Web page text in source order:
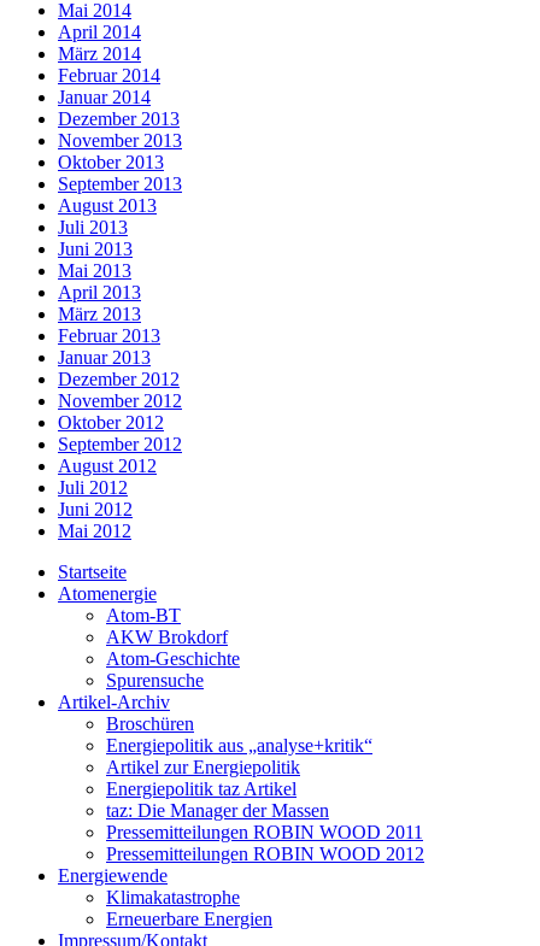
Mai 2014
April 2014
März 2014
Februar 2014
Januar 2014
Dezember 2013
November 2013
Oktober 2013
September 2013
August 2013
Juli 2013
Juni 2013
Mai 2013
April 2013
März 2013
Februar 2013
Januar 2013
Dezember 2012
November 2012
Oktober 2012
September 2012
August 2012
Juli 2012
Juni 2012
Mai 2012
Startseite
Atomenergie
Atom-BT
AKW Brokdorf
Atom-Geschichte
Spurensuche
Artikel-Archiv
Broschüren
Energiepolitik aus „analyse+kritik“
Artikel zur Energiepolitik
Energiepolitik taz Artikel
taz: Die Manager der Massen
Pressemitteilungen ROBIN WOOD 2011
Pressemitteilungen ROBIN WOOD 2012
Energiewende
Klimakatastrophe
Erneuerbare Energien
Impressum/Kontakt